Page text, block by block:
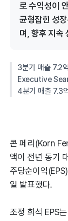
로 수익성이
균형잡힌 성
며, 향후 지속
3분기 매출 7.2
Executive
4분기 매출 7.3
콘 페리(Korn
액이 전년 동기
주당순이익
일 발표했다.
조정 희석 EPS